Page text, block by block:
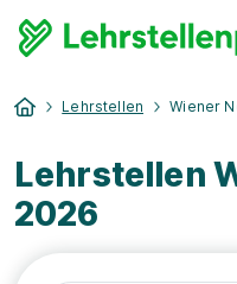
Lehrstellen Wiener
Lehrstellen
2026